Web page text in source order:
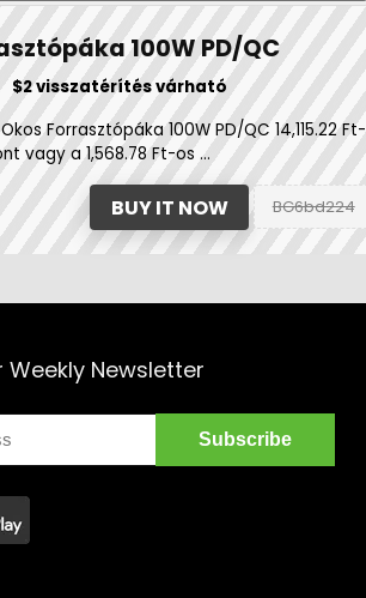
100W PD/QC
$2 visszatérítés várható
Forrasztópáka 100W PD/QC 14,115.22 Ft-
vagy a 1,568.78 Ft-os ...
BUY IT NOW BG6bd224
Weekly Newsletter